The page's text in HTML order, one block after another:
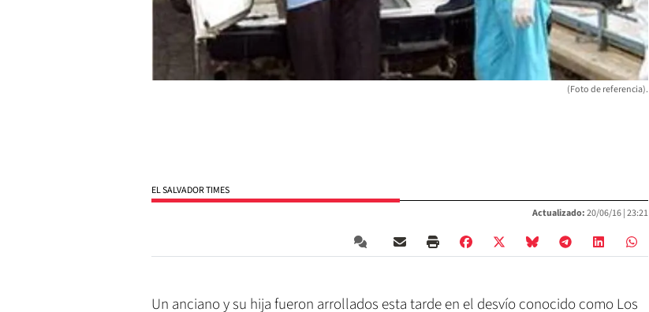
(Foto de referencia).
EL SALVADOR TIMES
Actualizado:20/06/16 |23:21
Un anciano y su hija fueron arrollados esta tarde en el desvío conocido como Los